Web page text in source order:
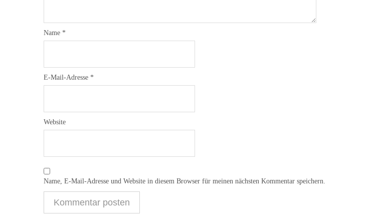
Name *
E-Mail-Adresse *
Website
Name, E-Mail-Adresse und Website in diesem Browser für meinen nächsten Kommentar speichern.